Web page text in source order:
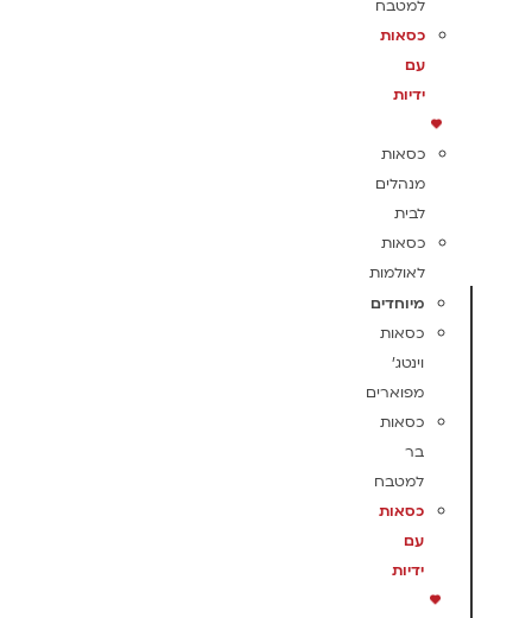
למטבח
כסאות
עם
ידיות
כסאות
מנהלים
לבית
כסאות
לאולמות
מיוחדים
כסאות
וינטג'
מפוארים
כסאות
בר
למטבח
כסאות
עם
ידיות